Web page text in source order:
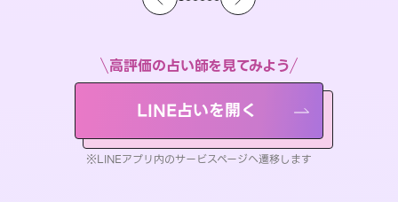
高評価の占い師を見てみよう
LINE占いを開く
※LINEアプリ内のサービスページへ遷移します